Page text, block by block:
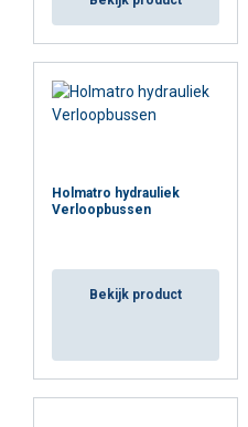
Holmatro hydrauliek
Verloopbussen
Bekijk product